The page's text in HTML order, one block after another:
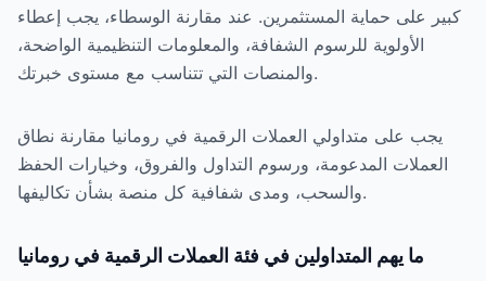
كبير على حماية المستثمرين. عند مقارنة الوسطاء، يجب إعطاء
الأولوية للرسوم الشفافة، والمعلومات التنظيمية الواضحة،
والمنصات التي تتناسب مع مستوى خبرتك.
يجب على متداولي العملات الرقمية في رومانيا مقارنة نطاق
العملات المدعومة، ورسوم التداول والفروق، وخيارات الحفظ
والسحب، ومدى شفافية كل منصة بشأن تكاليفها.
ما يهم المتداولين في فئة العملات الرقمية في رومانيا